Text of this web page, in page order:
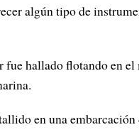
algún tipo de
hallado flotando en
en una